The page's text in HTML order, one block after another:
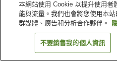
首頁 加拿大 不列顛哥倫比亞
貝斯特韋斯特頂級格蘭維爾堡套房飯店
找客
本網站使用 Cookie 以提升使用者
能與流量。我們也會將您使用本
群媒體、廣告和分析合作夥伴。
不要銷售我的個人資訊